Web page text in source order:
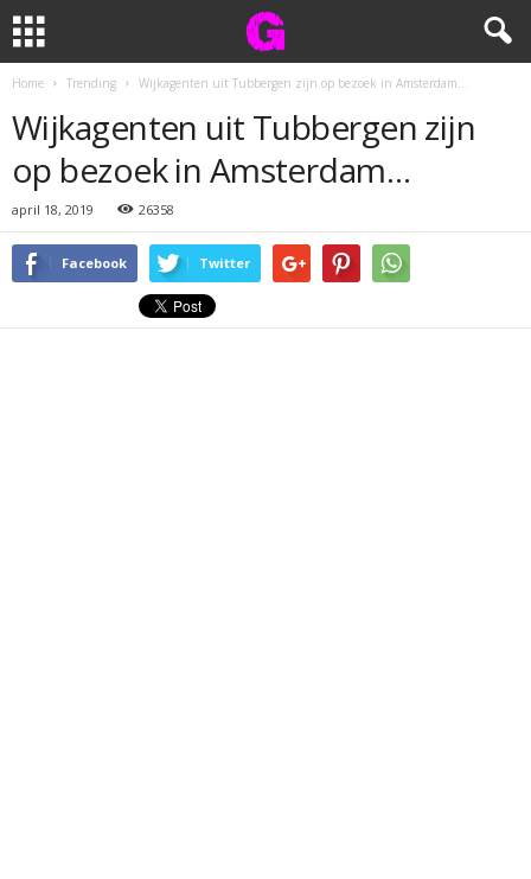
Home Trending Wijkagenten uit Tubbergen zijn op bezoek in Amsterdam…
Wijkagenten uit Tubbergen zijn
op bezoek in Amsterdam…
april 18, 2019 26358
Facebook Twitter